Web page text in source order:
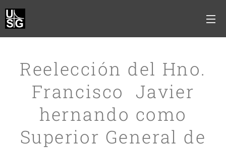
Reelección del Hno.
Francisco Javier
hernando como
Superior General de